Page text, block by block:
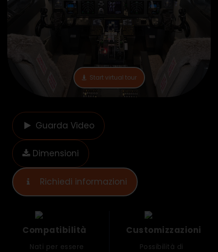
Start virtual tour
Guarda Video
Dimensioni
Richiedi informazioni
Compatibilità
Nati per essere
Customizzazioni
Possibilità di